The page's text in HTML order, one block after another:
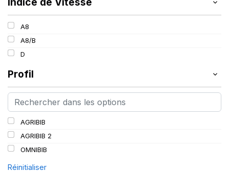
A8
A8/B
D
Profil
AGRIBIB
AGRIBIB 2
OMNIBIB
Réinitialiser